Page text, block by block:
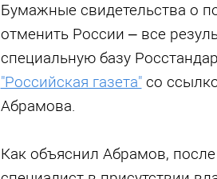
Бумажные свидетельства о
отменить России – все
специальную базу
"Российская газета"со
Абрамова.
Как объяснил Абрамов,